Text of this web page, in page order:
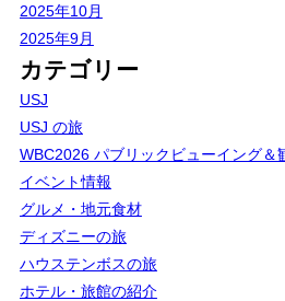
2025年10月
2025年9月
カテゴリー
USJ
USJ の旅
WBC2026 パブリックビューイング＆
イベント情報
グルメ・地元食材
ディズニーの旅
ハウステンボスの旅
ホテル・旅館の紹介